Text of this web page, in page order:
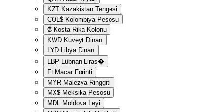
KZT Kazakistan Tengesi
COL$ Kolombiya Pesosu
₡ Kosta Rika Kolonu
KWD Kuveyt Dinarı
LYD Libya Dinarı
LBP Lübnan Liras�
Ft Macar Forinti
MYR Malezya Ringgiti
MX$ Meksika Pesosu
MDL Moldova Leyi